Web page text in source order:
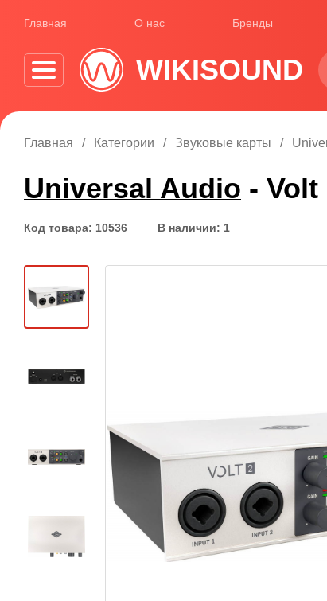
Главная О нас Бренды
WIKISOUND
Главная Категории Звуковые карты
Universal Audio - Volt
Код товара: 10536 В наличии: 1